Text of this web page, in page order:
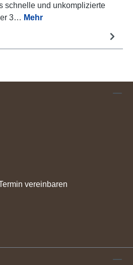
schnelle und unkomplizierte
3… Mehr
vereinbaren